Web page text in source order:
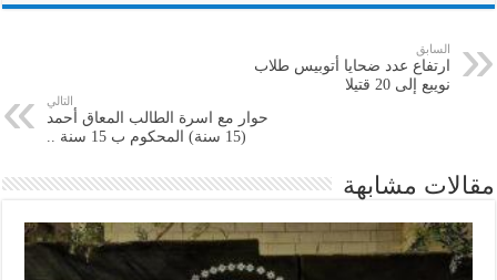
السابق
ارتفاع عدد ضحايا أتوبيس طلاب
نويبع إلى 20 قتيلا
التالي
حوار مع اسرة الطالب المعاق أحمد
(15 سنة) المحكوم ب 15 سنة ..
مقالات مشابهة